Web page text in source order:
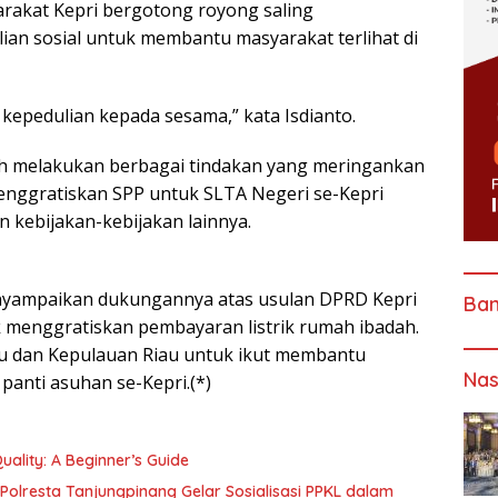
Kepri bergotong royong saling
sosial untuk membantu masyarakat terlihat di
kepada sesama,” kata Isdianto.
melakukan berbagai tindakan yang meringankan
SPP untuk SLTA Negeri se-Kepri
kebijakan-kebijakan lainnya.
dukungannya atas usulan DPRD Kepri
pembayaran listrik rumah ibadah.
dan Kepulauan Riau untuk ikut membantu
asuhan se-Kepri.(*)
A Beginner’s Guide
Tanjungpinang Gelar Sosialisasi PPKL dalam